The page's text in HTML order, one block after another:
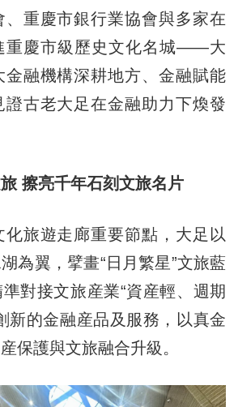
重慶市銀行業協會與多家在
重慶市級歷史文化名城——大
金融機構深耕地方、金融賦能
證古老大足在金融助力下煥發
擦亮千年石刻文旅名片
旅遊走廊重要節點，大足以
為翼，擘畫“日月繁星”文旅藍
對接文旅産業“資産輕、週期
新的金融産品及服務，以真金
保護與文旅融合升級。